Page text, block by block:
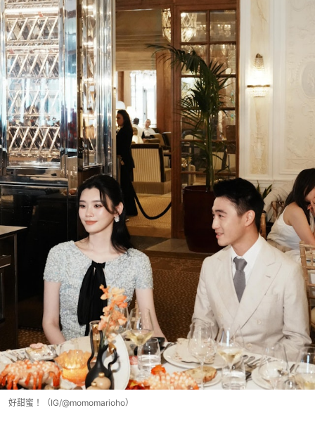
好甜蜜！（IG/@momomarioho）